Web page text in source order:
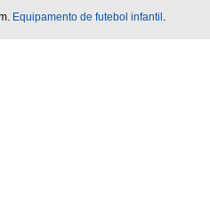
Equipamento de futebol infantil .